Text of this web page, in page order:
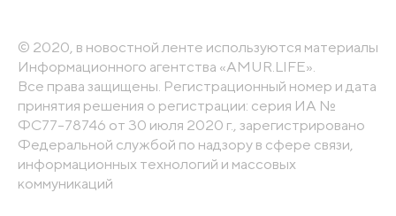
© 2020, в новостной ленте используются материалы
Информационного агентства «AMUR.LIFE».
Все права защищены. Регистрационный номер и дата
принятия решения о регистрации: серия ИА №
ФС77-78746 от 30 июля 2020 г., зарегистрировано
Федеральной службой по надзору в сфере связи,
информационных технологий и массовых
коммуникаций